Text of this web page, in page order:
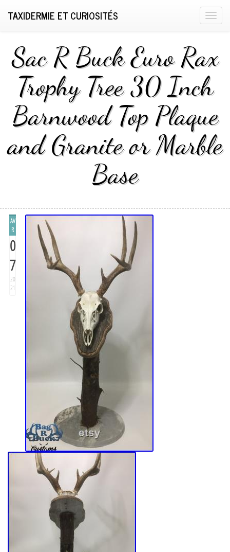
T
g
l
e
n
v
g
a
n
TAXIDERMIE ET CURIOSITÉS
Sac R Buck Euro Rax
Trophy Tree 30 Inch
Barnwood Top Plaque
and Granite or Marble
Base
AV
R
0
7
20
21